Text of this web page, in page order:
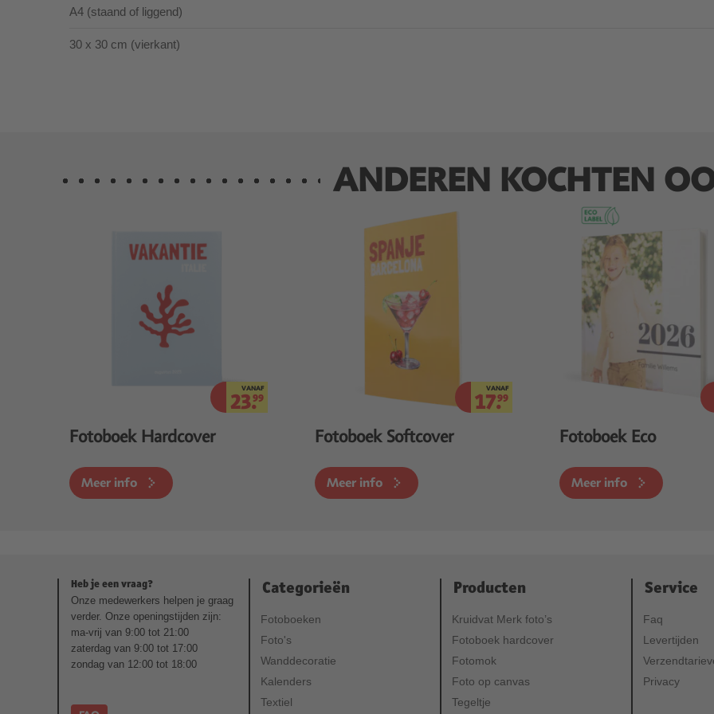
A4 (staand of liggend)
30 x 30 cm (vierkant)
ANDEREN KOCHTEN
VANAF
23.99
Fotoboek Hardcover
Meer info
VANAF
17.99
Fotoboek Softcover
Meer info
Fotoboek Eco
Meer info
Heb je een vraag?
Onze medewerkers helpen je graag
verder. Onze openingstijden zijn:
ma-vrij van 9:00 tot 21:00
zaterdag van 9:00 tot 17:00
zondag van 12:00 tot 18:00
Categorieën
Fotoboeken
Foto's
Wanddecoratie
Kalenders
Textiel
Producten
Kruidvat Merk foto’s
Fotoboek hardcover
Fotomok
Foto op canvas
Tegeltje
Service
Faq
Levertijden
Privacy